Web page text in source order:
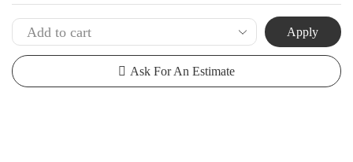
Apply
Ask For An Estimate